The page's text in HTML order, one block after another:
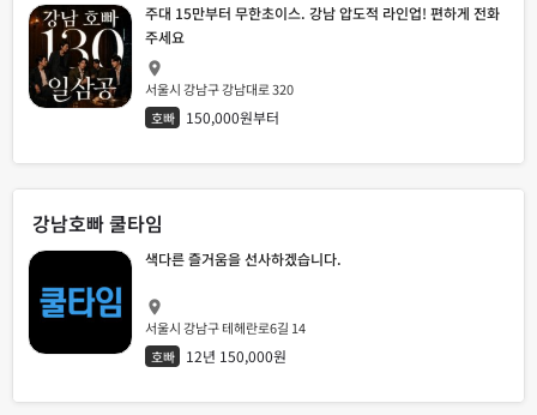
주대 15만부터 무한초이스. 강남 압도적 라인업! 편하게 전화
주세요
서울시 강남구 강남대로 320
호빠
150,000원부터
강남호빠 쿨타임
색다른 즐거움을 선사하겠습니다.
서울시 강남구 테헤란로6길 14
호빠
12년 150,000원